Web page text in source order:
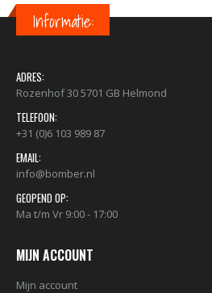
Informatie:
ADRES:
Rozenhof 30 5701 GB Helmond
TELEFOON:
+31 (0)6 103 989 87
EMAIL:
info@bomber.nl
GEOPEND OP:
Ma t/m Vr 9:00 - 17:00
MIJN ACCOUNT
Mijn account